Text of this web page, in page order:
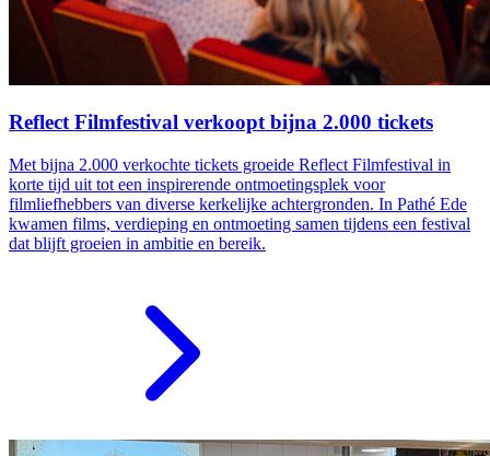
Reflect Filmfestival verkoopt bijna 2.000 tickets
Met bijna 2.000 verkochte tickets groeide Reflect Filmfestival in
korte tijd uit tot een inspirerende ontmoetingsplek voor
filmliefhebbers van diverse kerkelijke achtergronden. In Pathé Ede
kwamen films, verdieping en ontmoeting samen tijdens een festival
dat blijft groeien in ambitie en bereik.